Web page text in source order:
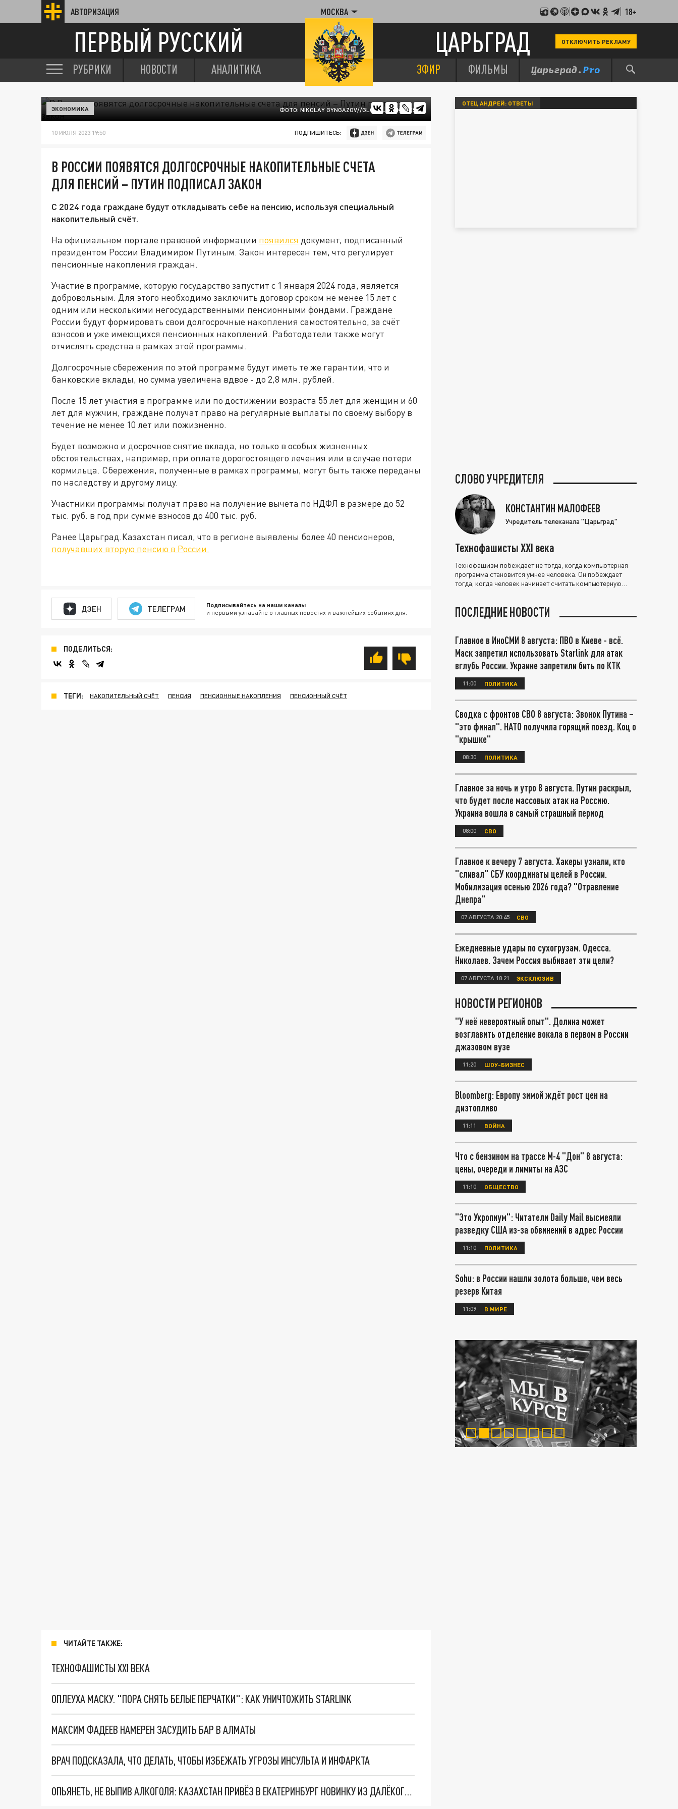
АВТОРИЗАЦИЯ МОСКВА 18+
ПЕРВЫЙ РУССКИЙ ЦАРЬГРАД ОТКЛЮЧИТЬ РЕКЛАМУ
РУБРИКИ НОВОСТИ АНАЛИТИКА ЭФИР ФИЛЬМЫ
ФОТО: NIKOLAY GYNGAZOV//GLOBALLOOKPRESS
ЭКОНОМИКА
10 ИЮЛЯ 2023 19:50 ПОДПИШИТЕСЬ:
В РОССИИ ПОЯВЯТСЯ ДОЛГОСРОЧНЫЕ НАКОПИТЕЛЬНЫЕ СЧЕТА
ДЛЯ ПЕНСИЙ – ПУТИН ПОДПИСАЛ ЗАКОН
С 2024 года граждане будут откладывать себе на пенсию, используя специальный
накопительный счёт.
На официальном портале правовой информации появился документ, подписанный
президентом России Владимиром Путиным. Закон интересен тем, что регулирует
пенсионные накопления граждан.
Участие в программе, которую государство запустит с 1 января 2024 года, является
добровольным. Для этого необходимо заключить договор сроком не менее 15 лет с
одним или несколькими негосударственными пенсионными фондами. Граждане
России будут формировать свои долгосрочные накопления самостоятельно, за счёт
взносов и уже имеющихся пенсионных накоплений. Работодатели также могут
отчислять средства в рамках этой программы.
Долгосрочные сбережения по этой программе будут иметь те же гарантии, что и
банковские вклады, но сумма увеличена вдвое - до 2,8 млн. рублей.
После 15 лет участия в программе или по достижении возраста 55 лет для женщин и 60
лет для мужчин, граждане получат право на регулярные выплаты по своему выбору в
течение не менее 10 лет или пожизненно.
Будет возможно и досрочное снятие вклада, но только в особых жизненных
обстоятельствах, например, при оплате дорогостоящего лечения или в случае потери
кормильца. Сбережения, полученные в рамках программы, могут быть также переданы
по наследству и другому лицу.
Участники программы получат право на получение вычета по НДФЛ в размере до 52
тыс. руб. в год при сумме взносов до 400 тыс. руб.
Ранее Царьград.Казахстан писал, что в регионе выявлены более 40 пенсионеров,
получавших вторую пенсию в России.
ДЗЕН ТЕЛЕГРАМ Подписывайтесь на наши каналы
и первыми узнавайте о главных новостях и важнейших событиях дня.
ПОДЕЛИТЬСЯ:
ТЕГИ: НАКОПИТЕЛЬНЫЙ СЧЁТ ПЕНСИЯ ПЕНСИОННЫЕ НАКОПЛЕНИЯ ПЕНСИОННЫЙ СЧЁТ
ЧИТАЙТЕ ТАКЖЕ:
ТЕХНОФАШИСТЫ XXI ВЕКА
ОПЛЕУХА МАСКУ. "ПОРА СНЯТЬ БЕЛЫЕ ПЕРЧАТКИ": КАК УНИЧТОЖИТЬ STARLINK
МАКСИМ ФАДЕЕВ НАМЕРЕН ЗАСУДИТЬ БАР В АЛМАТЫ
ВРАЧ ПОДСКАЗАЛА, ЧТО ДЕЛАТЬ, ЧТОБЫ ИЗБЕЖАТЬ УГРОЗЫ ИНСУЛЬТА И ИНФАРКТА
ОПЬЯНЕТЬ, НЕ ВЫПИВ АЛКОГОЛЯ: КАЗАХСТАН ПРИВЁЗ В ЕКАТЕРИНБУРГ НОВИНКУ ИЗ ДАЛЁКОГО БУДУЩЕГО
ОТЕЦ АНДРЕЙ: ОТВЕТЫ
СЛОВО УЧРЕДИТЕЛЯ
КОНСТАНТИН МАЛОФЕЕВ
Учредитель телеканала "Царьград"
Технофашисты XXI века
Технофашизм побеждает не тогда, когда компьютерная
программа становится умнее человека. Он побеждает
тогда, когда человек начинает считать компьютерную
ПОСЛЕДНИЕ НОВОСТИ
Главное в ИноСМИ 8 августа: ПВО в Киеве - всё.
Маск запретил использовать Starlink для атак
вглубь России. Украине запретили бить по КТК
11:00 ПОЛИТИКА
Сводка с фронтов СВО 8 августа: Звонок Путина –
"это финал". НАТО получила горящий поезд. Коц о
"крышке"
08:30 ПОЛИТИКА
Главное за ночь и утро 8 августа. Путин раскрыл,
что будет после массовых атак на Россию.
Украина вошла в самый страшный период
08:00 СВО
Главное к вечеру 7 августа. Хакеры узнали, кто
"сливал" СБУ координаты целей в России.
Мобилизация осенью 2026 года? "Отравление
Днепра"
07 АВГУСТА 20:45 СВО
Ежедневные удары по сухогрузам. Одесса.
Николаев. Зачем Россия выбивает эти цели?
07 АВГУСТА 18:21 ЭКСКЛЮЗИВ
НОВОСТИ РЕГИОНОВ
"У неё невероятный опыт". Долина может
возглавить отделение вокала в первом в России
джазовом вузе
11:20 ШОУ-БИЗНЕС
Bloomberg: Европу зимой ждёт рост цен на
дизтопливо
11:11 ВОЙНА
Что с бензином на трассе М-4 "Дон" 8 августа:
цены, очереди и лимиты на АЗС
11:10 ОБЩЕСТВО
"Это Укропиум": Читатели Daily Mail высмеяли
разведку США из-за обвинений в адрес России
11:10 ПОЛИТИКА
Sohu: в России нашли золота больше, чем весь
резерв Китая
11:09 В МИРЕ